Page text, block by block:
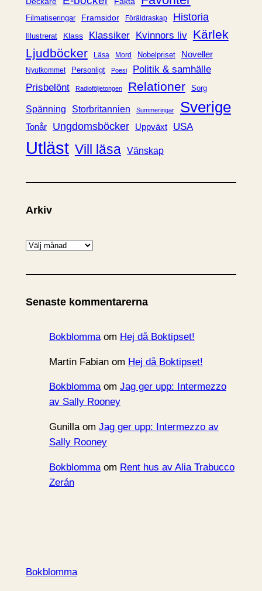
Filmatiseringar Framsidor Föräldraskap Historia
Illustrerat Klass Klassiker Kvinnors liv Kärlek
Ljudböcker
Läsa Mord Nobelpriset Noveller
Nyutkommet Personligt Poesi
Politik & samhälle
Prisbelönt
Radioföljetongen Relationer Sorg
Spänning Storbritannien Summeringar Sverige
Tonår Ungdomsböcker Uppväxt USA
Utläst Vill läsa Vänskap
Arkiv
A
k
v
Senaste kommentarerna
Bokblommaom Hej då Boktipset!
Martin Fabianom Hej då Boktipset!
Bokblommaom Jag ger upp: Intermezzo
av Sally Rooney
Gunillaom Jag ger upp: Intermezzo av
Sally Rooney
Bokblommaom Rent hus av Alia Trabucco
Zerán
Bokblomma